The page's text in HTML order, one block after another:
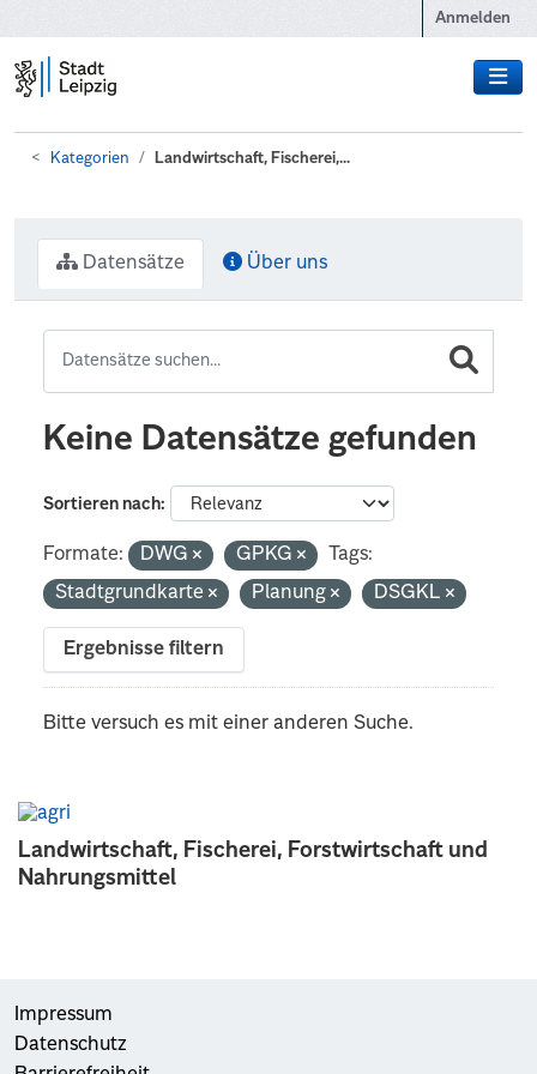
Anmelden
Kategorien Landwirtschaft, Fischerei,...
Landwirtschaft, Fischerei, Forstwirtschaft und
Nahrungsmittel
Datensätze Über uns
Keine Datensätze gefunden
Sortieren nach
Formate: DWG GPKG
Tags:
Stadtgrundkarte
Planung DSGKL
Ergebnisse filtern
Bitte versuch es mit einer anderen Suche.
Impressum
Datenschutz